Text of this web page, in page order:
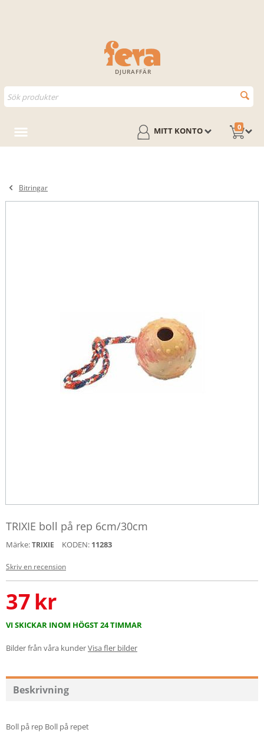
DJURAFFÄR
0
MITT KONTO
Bitringar
TRIXIE boll på rep 6cm/30cm
Märke:TRIXIE KODEN: 11283
Skriv en recension
37kr
VI SKICKAR INOM HÖGST 24 TIMMAR
Bilder från våra kunderVisa fler bilder
Beskrivning
Boll på rep Boll på repet